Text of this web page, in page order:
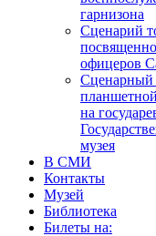
гарнизона
Сценарий
офицеров
Сценарный
на
музея
В СМИ
Контакты
Музей
Библиотека
Билеты на: